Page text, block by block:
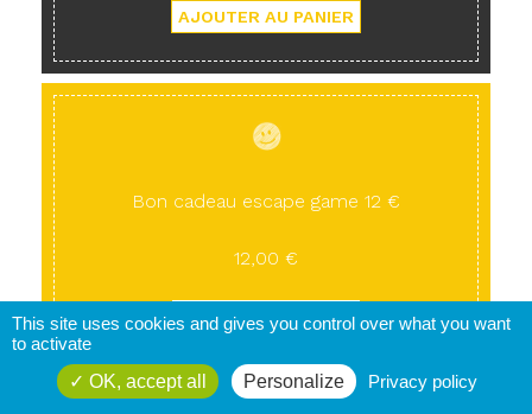
Bon cadeau escape game 12 €
12,00 €
This site uses cookies and gives you control over what you want
to activate
OK, accept all
Personalize Privacy policy